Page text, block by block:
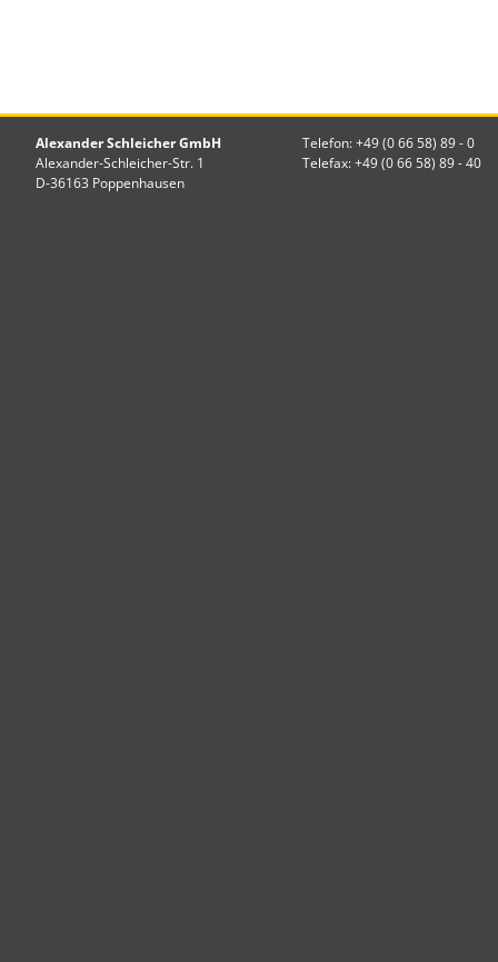
Alexander Schleicher GmbH
Alexander-Schleicher-Str. 1
D-36163 Poppenhausen
Telefon: +49 (0 66 58) 89 - 0
Telefax: +49 (0 66 58) 89 - 40